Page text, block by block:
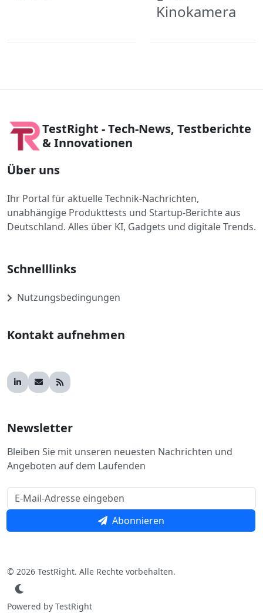
Kinokamera
TestRight - Tech-News, Testberichte
& Innovationen
Über uns
Ihr Portal für aktuelle Technik-Nachrichten,
unabhängige Produkttests und Startup-Berichte aus
Deutschland. Alles über KI, Gadgets und digitale Trends.
Schnelllinks
Nutzungsbedingungen
Kontakt aufnehmen
Newsletter
Bleiben Sie mit unseren neuesten Nachrichten und
Angeboten auf dem Laufenden
Abonnieren
© 2026 TestRight. Alle Rechte vorbehalten.
Powered by TestRight